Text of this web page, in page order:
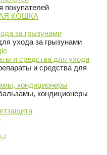
покупателей
КОШКА
за грызунами
ухода за грызунами
и средства для ухода
и средства для
кондиционеры
кондиционеры